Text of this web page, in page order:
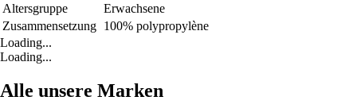
Altersgruppe
Erwachsene
Zusammensetzung 100% polypropylène
Loading...
Loading...
Alle unsere Marken